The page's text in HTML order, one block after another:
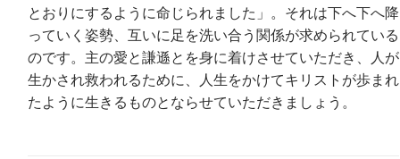
とおりにするように命じられました」。それは下へ下へ降
っていく姿勢、互いに足を洗い合う関係が求められている
のです。主の愛と謙遜とを身に着けさせていただき、人が
生かされ救われるために、人生をかけてキリストが歩まれ
たように生きるものとならせていただきましょう。